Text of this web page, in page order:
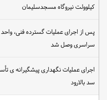
کیلوولت نیروگاه مسجدسلیمان
سراسری وصل شد
اجرای عملیات نگهداری پیشگیرانه ی
سد بالارود